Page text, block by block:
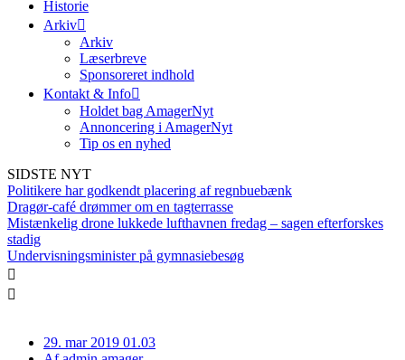
Historie
Arkiv
Arkiv
Læserbreve
Sponsoreret indhold
Kontakt & Info
Holdet bag AmagerNyt
Annoncering i AmagerNyt
Tip os en nyhed
SIDSTE NYT
Politikere har godkendt placering af regnbuebænk
Dragør-café drømmer om en tagterrasse
Mistænkelig drone lukkede lufthavnen fredag – sagen efterforskes
stadig
Undervisningsminister på gymnasiebesøg
29. mar 2019 01.03